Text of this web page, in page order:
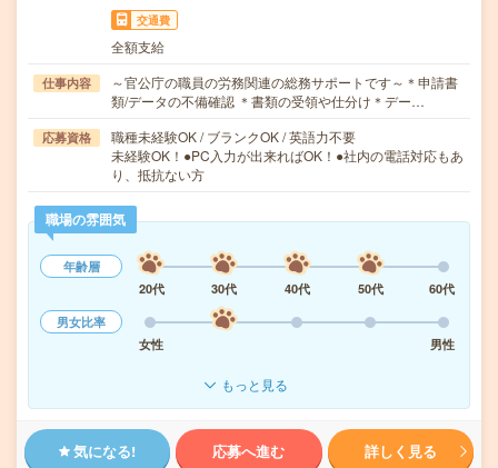
交通費
全額支給
仕事内容
～官公庁の職員の労務関連の総務サポートです～＊申請書
類/データの不備確認 ＊書類の受領や仕分け＊デー…
応募資格
職種未経験OK / ブランクOK / 英語力不要
未経験OK！●PC入力が出来ればOK！●社内の電話対応もあ
り、抵抗ない方
職場の雰囲気
年齢層
20代
30代 40代 50代
60代
男女比率
女性
男性
もっと見る
気になる! 応募へ進む 詳しく見る